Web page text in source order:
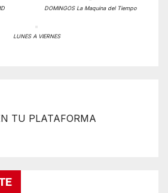
DOMINGOS La Maquina del Tiempo
LUNES A VIERNES
TU PLATAFORMA